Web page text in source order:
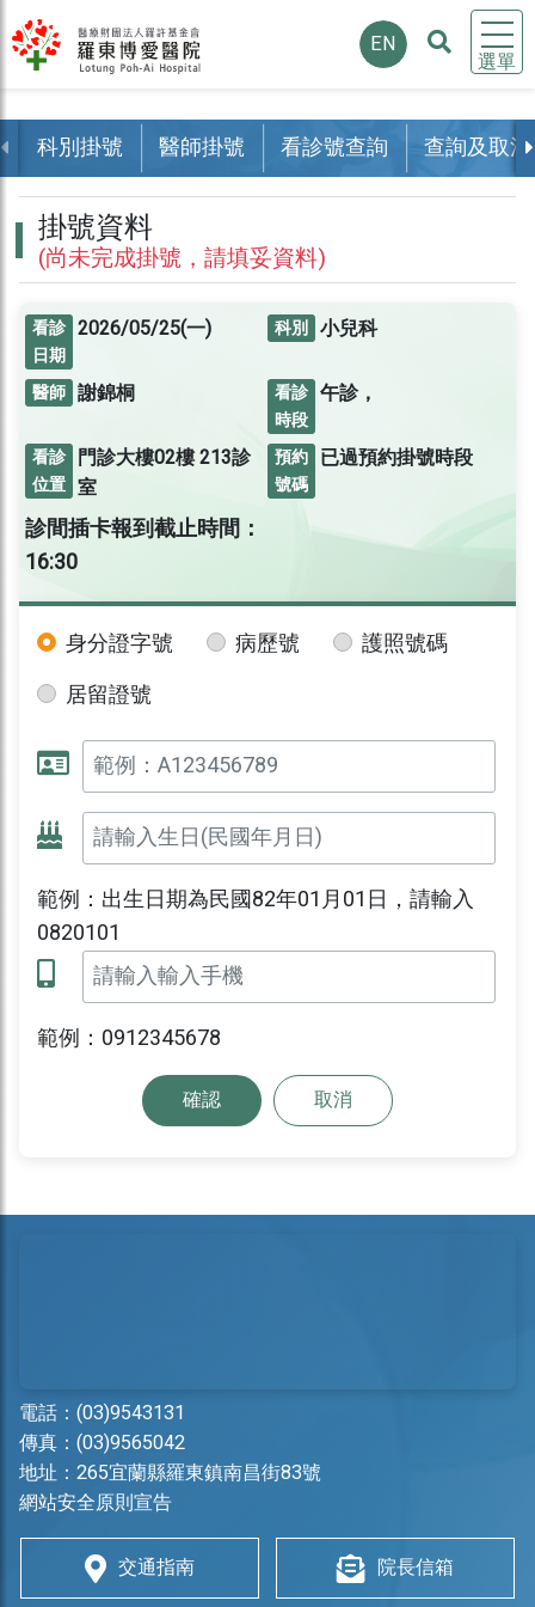
選單
EN
科別掛號 醫師掛號 看診號查詢 查詢及取消
掛號資料
(尚未完成掛號，請填妥資料)
看診
日期
2026/05/25(一) 科別 小兒科
醫師 謝錦桐
看診
時段
午診，
看診
位置
門診大樓02樓213診
室
預約
號碼
已過預約掛號時段
診間插卡報到截止時間：
16:30
身分證字號 病歷號
護照號碼
居留證號
範例：出生日期為民國82年01月01日，請輸入
0820101
範例：0912345678
確認 取消
電話： (03)9543131
傳真：(03)9565042
地址： 265宜蘭縣羅東鎮南昌街83號
網站安全原則宣告
交通指南 院長信箱